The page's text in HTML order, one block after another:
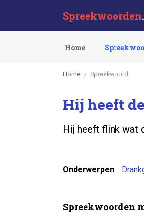
Spreekwoorden
Home
Home Spreekwoord
Hij heeft
Hij heeft flink wat
Onderwerpen
Spreekwoorden